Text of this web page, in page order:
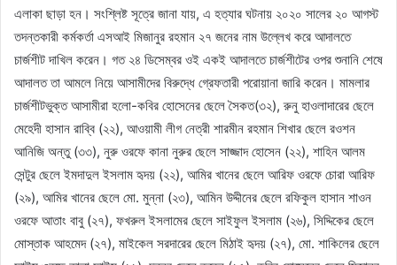
এলাকা ছাড়া হন। সংশ্লিষ্ট সূত্রে জানা যায়, এ হত্যার ঘটনায় ২০২০ সালের ২০ আগস্ট
তদন্তকারী কর্মকর্তা এসআই মিজানুর রহমান ২৭ জনের নাম উল্লেখ করে আদালতে
চার্জশীট দাখিল করেন। গত ২৪ ডিসেম্বর ওই একই আদালতে চার্জশীটের ওপর শুনানি শেষে
আদালত তা আমলে নিয়ে আসামীদের বিরুদ্ধে গ্রেফতারী পরোয়ানা জারি করেন। মামলার
চার্জশীটভুক্ত আসামীরা হলো-কবির হোসেনের ছেলে সৈকত(৩২), রুনু হাওলাদারের ছেলে
মেহেদী হাসান রাব্বি (২২), আওয়ামী লীগ নেত্রী শারমীন রহমান শিখার ছেলে রওশন
আনিজি অন্তু (৩৩), নুরু ওরফে কানা নুরুর ছেলে সাজ্জাদ হোসেন (২২), শাহিন আলম
সেন্টুর ছেলে ইমদাদুল ইসলাম হৃদয় (২২), আমির খানের ছেলে আরিফ ওরফে চোরা আরিফ
(২৯), আমির খানের ছেলে মো. মুন্না (২৩), আমিন উদ্দীনের ছেলে রফিকুল হাসান শাওন
ওরফে আতাং বাবু (২৭), ফখরুল ইসলামের ছেলে সাইফুল ইসলাম (২৬), সিদ্দিকের ছেলে
মোস্তাক আহমেদ (২৭), মাইকেল সরদারের ছেলে মিঠাই হৃদয় (২৭), মো. শাকিলের ছেলে